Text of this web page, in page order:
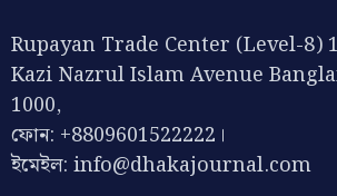
Rupayan Trade Center (Level-8)
Kazi Nazrul Islam Avenue
1000,
ফোন: +8809601522222।
ইমেইল: info@dhakajournal.com